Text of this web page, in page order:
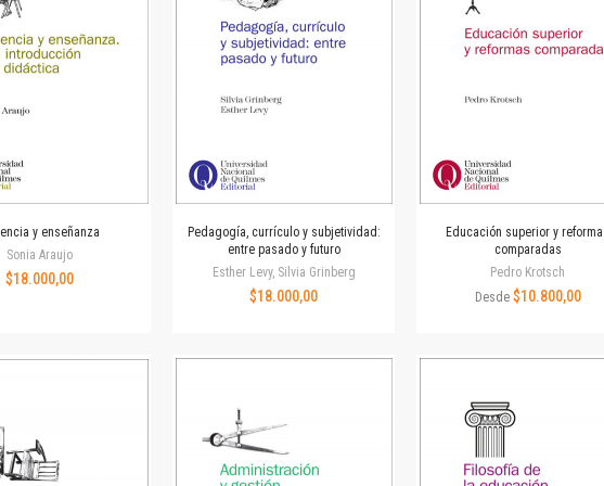
Fondo editorial
Biomedicina
Textos para la enseñanza universitaria
Intersecciones
Convergencia. Entre memoria y sociedad
Serie Clásica
Colecciones
Universidad Virtual de Quilmes
y enseñanza
Sonia Araujo
$18.000,00
Pedagogía, currículo y subjetividad:
entre pasado y futuro
Esther Levy, Silvia Grinberg
$18.000,00
Educación superior y
comparadas
Pedro Krotsch
Desde $10.800,00